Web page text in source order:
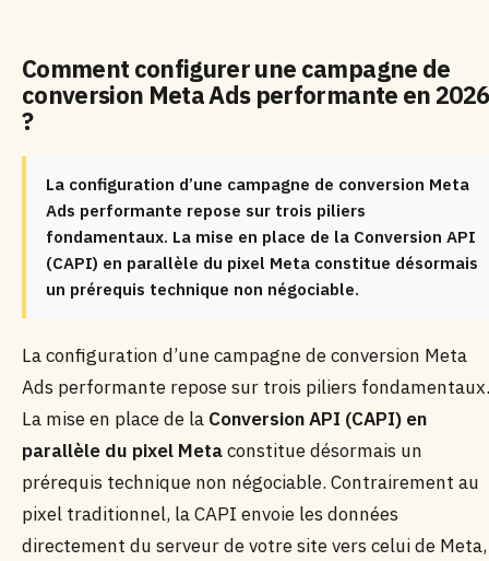
Comment configurer une campagne de
conversion Meta Ads performante en 2026
?
La configuration d’une campagne de conversion Meta
Ads performante repose sur trois piliers
fondamentaux. La mise en place de la Conversion API
(CAPI) en parallèle du pixel Meta constitue désormais
un prérequis technique non négociable.
La configuration d’une campagne de conversion Meta
Ads performante repose sur trois piliers fondamentaux.
La mise en place de la Conversion API (CAPI) en
parallèle du pixel Metaconstitue désormais un
prérequis technique non négociable. Contrairement au
pixel traditionnel, la CAPI envoie les données
directement du serveur de votre site vers celui de Meta,